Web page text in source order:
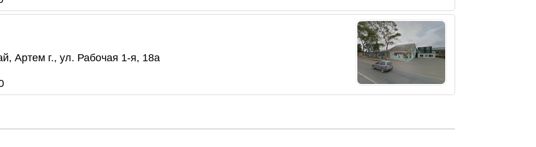
Артем г., ул. Рабочая 1-я, 18а